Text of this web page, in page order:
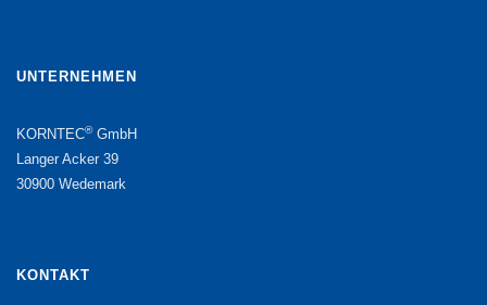
UNTERNEHMEN
KORNTEC®GmbH
Langer Acker 39
30900 Wedemark
KONTAKT